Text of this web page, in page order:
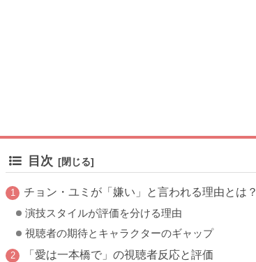
目次
チョン・ユミが「嫌い」と言われる理由とは？
演技スタイルが評価を分ける理由
視聴者の期待とキャラクターのギャップ
「愛は一本橋で」の視聴者反応と評価